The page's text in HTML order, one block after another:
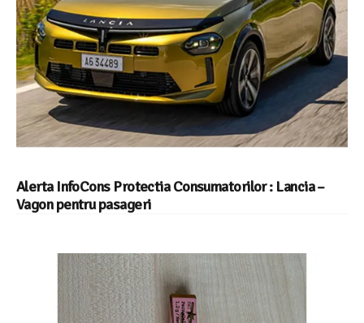
Alerta InfoCons Protectia Consumatorilor : Lancia –
Vagon pentru pasageri